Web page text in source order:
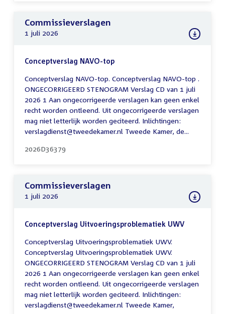
Commissieverslagen
1 juli 2026
Conceptverslag NAVO-top
Conceptverslag NAVO-top. Conceptverslag NAVO-top .
ONGECORRIGEERD STENOGRAM Verslag CD van 1 juli
2026 1 Aan ongecorrigeerde verslagen kan geen enkel
recht worden ontleend. Uit ongecorrigeerde verslagen
mag niet letterlijk worden geciteerd. Inlichtingen:
verslagdienst@tweedekamer.nl Tweede Kamer, de...
2026D36379
Commissieverslagen
1 juli 2026
Conceptverslag Uitvoeringsproblematiek UWV
Conceptverslag Uitvoeringsproblematiek UWV.
Conceptverslag Uitvoeringsproblematiek UWV.
ONGECORRIGEERD STENOGRAM Verslag CD van 1 juli
2026 1 Aan ongecorrigeerde verslagen kan geen enkel
recht worden ontleend. Uit ongecorrigeerde verslagen
mag niet letterlijk worden geciteerd. Inlichtingen:
verslagdienst@tweedekamer.nl Tweede Kamer,